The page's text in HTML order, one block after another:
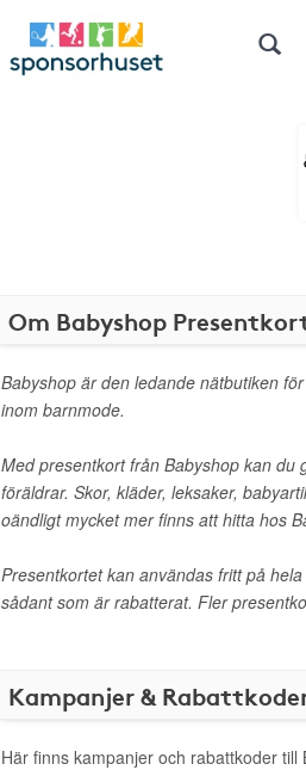
Om Babyshop
Babyshop är den ledande nätbutiken
inom barnmode.
Med presentkort från Babyshop kan du
föräldrar. Skor, kläder, leksaker,
oändligt mycket mer finns att hitta hos
Presentkortet kan användas fritt på
sådant som är rabatterat. Fler
Kampanjer &
Här finns kampanjer och rabattkoder